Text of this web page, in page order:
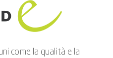
come la qualità e la